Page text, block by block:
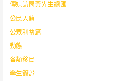
傳媒訪問黃先生總匯
公民入籍
公眾利益篇
動態
各類移民
學生簽證